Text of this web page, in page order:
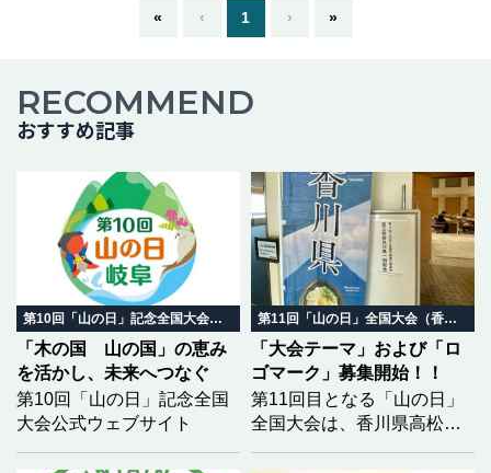
ットを配布したり、「山の日」…
つづきを読む
« ‹ 1 › »
RECOMMEND
おすすめ記事
第10回「山の日」記念全国大会 岐阜in飛騨高山
「木の国 山の国」の恵み
を活かし、未来へつなぐ
第10回「山の日」記念全国
大会公式ウェブサイト
第11回「山の日」全国大会（香川県）
「大会テーマ」および「ロ
ゴマーク」募集開始！！
第11回目となる「山の日」
全国大会は、香川県高松市